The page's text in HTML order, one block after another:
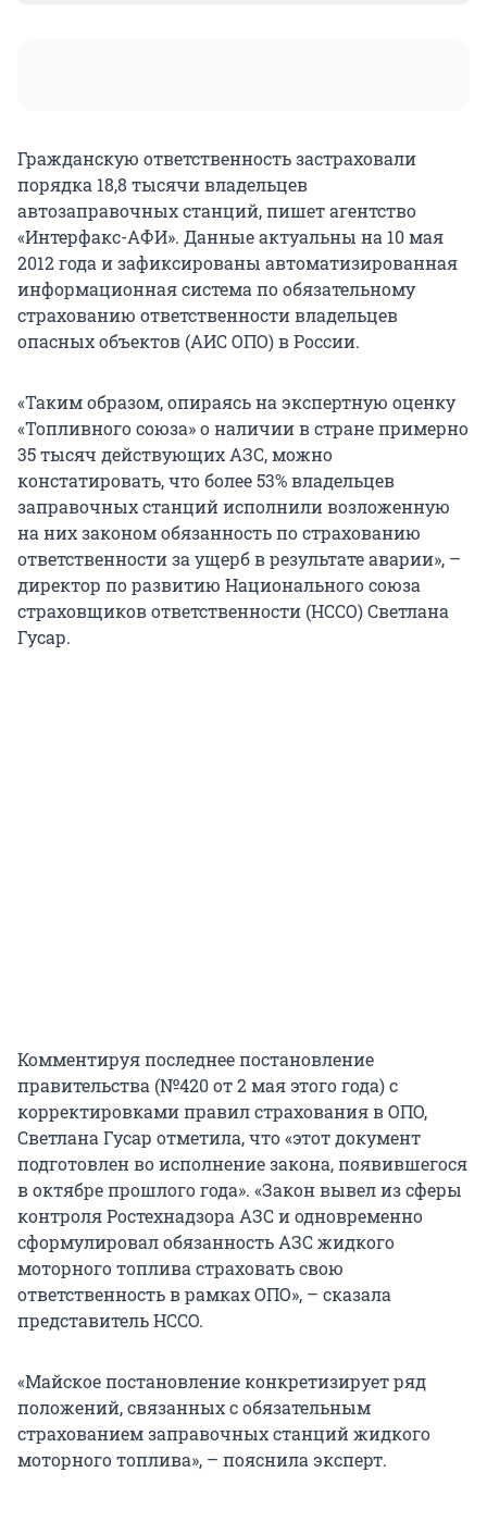
Гражданскую ответственность застраховали
порядка 18,8 тысячи владельцев
автозаправочных станций, пишет агентство
«Интерфакс-АФИ». Данные актуальны на 10 мая
2012 года и зафиксированы автоматизированная
информационная система по обязательному
страхованию ответственности владельцев
опасных объектов (АИС ОПО) в России.
«Таким образом, опираясь на экспертную оценку
«Топливного союза» о наличии в стране примерно
35 тысяч действующих АЗС, можно
констатировать, что более 53% владельцев
заправочных станций исполнили возложенную
на них законом обязанность по страхованию
ответственности за ущерб в результате аварии», –
директор по развитию Национального союза
страховщиков ответственности (НССО) Светлана
Гусар.
Комментируя последнее постановление
правительства (№420 от 2 мая этого года) с
корректировками правил страхования в ОПО,
Светлана Гусар отметила, что «этот документ
подготовлен во исполнение закона, появившегося
в октябре прошлого года». «Закон вывел из сферы
контроля Ростехнадзора АЗС и одновременно
сформулировал обязанность АЗС жидкого
моторного топлива страховать свою
ответственность в рамках ОПО», – сказала
представитель НССО.
«Майское постановление конкретизирует ряд
положений, связанных с обязательным
страхованием заправочных станций жидкого
моторного топлива», – пояснила эксперт.